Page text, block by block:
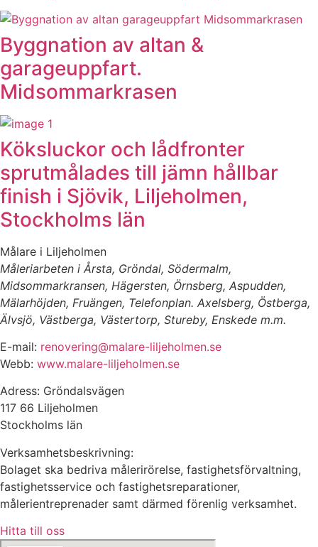
Byggnation av altan &
garageuppfart.
Midsommarkrasen
Köksluckor och lådfronter
sprutmålades till jämn hållbar
finish i Sjövik, Liljeholmen,
Stockholms län
Målare i Liljeholmen
Måleriarbeten i Årsta, Gröndal, Södermalm,
Midsommarkransen, Hägersten, Örnsberg, Aspudden,
Mälarhöjden, Fruängen, Telefonplan. Axelsberg, Östberga,
Älvsjö, Västberga, Västertorp, Stureby, Enskede m.m.
E-mail: renovering@malare-liljeholmen.se
Webb: www.malare-liljeholmen.se
Adress: Gröndalsvägen
117 66 Liljeholmen
Stockholms län
Verksamhetsbeskrivning:
Bolaget ska bedriva målerirörelse, fastighetsförvaltning,
fastighetsservice och fastighetsreparationer,
målerientreprenader samt därmed förenlig verksamhet.
Hitta till oss